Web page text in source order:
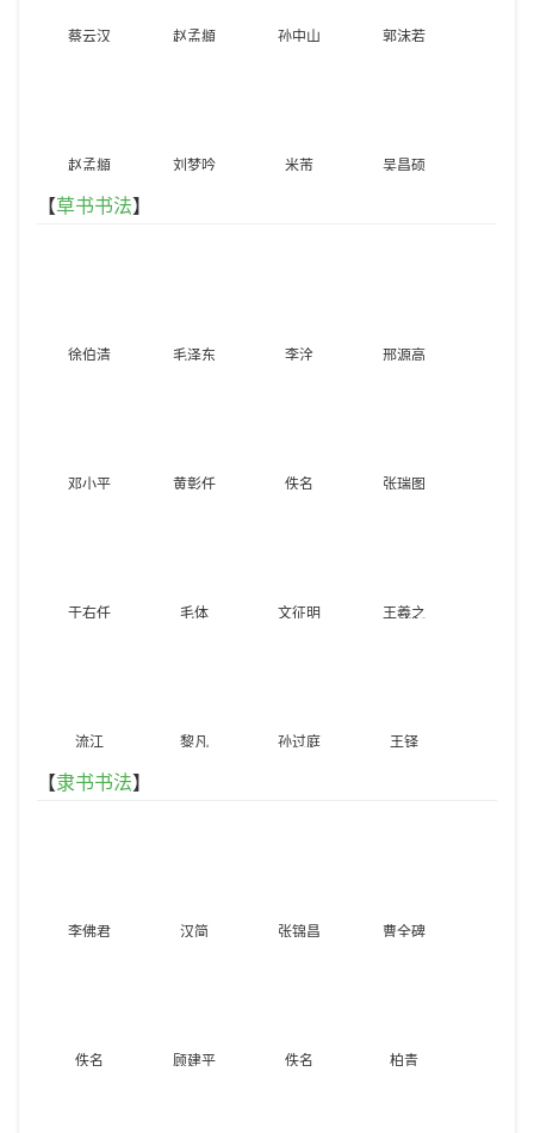
蔡云汉 赵孟頫 孙中山 郭沫若
赵孟頫 刘梦吟 米芾 吴昌硕
【草书书法】
徐伯清 毛泽东 李洤 邢源高
邓小平 黄彰任 佚名 张瑞图
于右任 毛体 文征明 王羲之
流江 黎凡 孙过庭 王铎
【隶书书法】
李佛君 汉简 张锦昌 曹全碑
佚名 顾建平 佚名 柏青